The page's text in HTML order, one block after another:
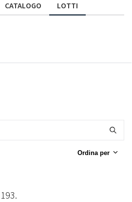
CATALOGO LOTTI
Ordina per
193